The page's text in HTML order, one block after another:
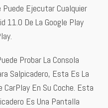
Puede Ejecutar Cualquier
11.0 De La Google Play
Probar La Consola
Salpicadero, Esta Es La
CarPlay En Su Coche. Esta
Es Una Pantalla